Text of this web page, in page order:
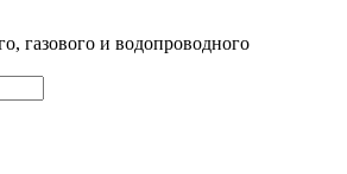
газового и водопроводного